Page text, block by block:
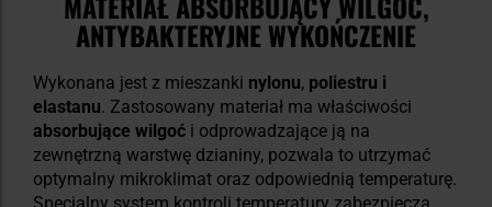
ANTYBAKTERYJNE WYKOŃCZENIE
Wykonana jest z mieszanki nylonu, poliestru i
elastanu. Zastosowany materiał ma właściwości
absorbujące wilgoć i odprowadzające ją na
zewnętrzną warstwę dzianiny, pozwala to utrzymać
optymalny mikroklimat oraz odpowiednią temperaturę.